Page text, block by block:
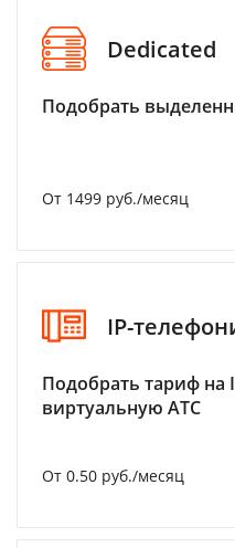
Dedicated
Подобрать
От 1499 руб./месяц
IP-
Подобрать тариф на
виртуальную АТС
От 0.50 руб./месяц